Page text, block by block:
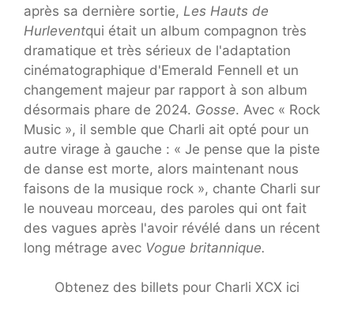
après sa dernière sortie, Les Hauts de
Hurleventqui était un album compagnon très
dramatique et très sérieux de l'adaptation
cinématographique d'Emerald Fennell et un
changement majeur par rapport à son album
désormais phare de 2024. Gosse. Avec « Rock
Music », il semble que Charli ait opté pour un
autre virage à gauche : « Je pense que la piste
de danse est morte, alors maintenant nous
faisons de la musique rock », chante Charli sur
le nouveau morceau, des paroles qui ont fait
des vagues après l'avoir révélé dans un récent
long métrage avec Vogue britannique.
Obtenez des billets pour Charli XCX ici